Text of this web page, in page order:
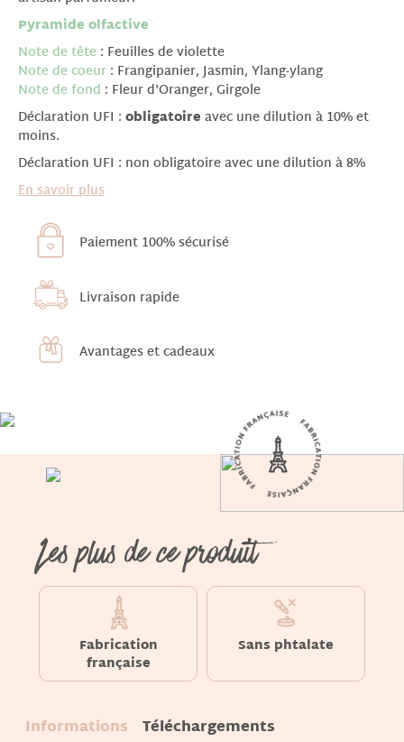
Pyramide olfactive
Note de tête : Feuilles de violette
Note de coeur : Frangipanier, Jasmin, Ylang-ylang
Note de fond : Fleur d'Oranger, Girgole
Déclaration UFI : obligatoire avec une dilution à 10% et
moins.
Déclaration UFI : non obligatoire avec une dilution à 8%
En savoir plus
Paiement 100% sécurisé
Livraison rapide
Avantages et cadeaux
Les plus de ce produit
Fabrication
française
Sans phtalate
Informations Téléchargements